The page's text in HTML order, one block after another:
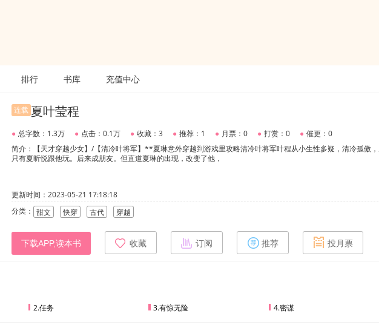
排行 书库 充值中心
连载 夏叶莹程
● 总字数：1.3万 ● 点击：0.1万 ● 收藏：3 ● 推荐：1 ● 月票：0 ● 打赏：0 ● 催更：0
简介：【天才穿越少女】/【清冷叶将军】**夏琳意外穿越到游戏里攻略清冷叶将军叶程从小生性多疑，清冷孤傲
只有夏昕悦跟他玩。后来成朋友。但直道夏琳的出现，改变了他，
更新时间：2023-05-21 17:18:18
分类： 甜文 快穿 古代 穿越
下载APP,读本书 收藏 订阅 推荐 投月票
2.任务 3.有惊无险 4.密谋